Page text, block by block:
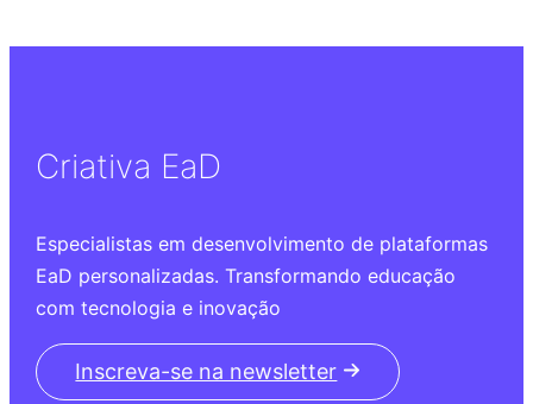
Criativa EaD
Especialistas em desenvolvimento de plataformas
EaD personalizadas. Transformando educação
com tecnologia e inovação
Inscreva-se na newsletter